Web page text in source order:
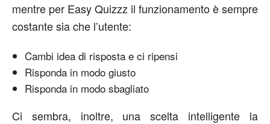
mentre per Easy Quizzz il funzionamento è sempre
costante sia che l’utente:
Cambi idea di risposta e ci ripensi
Risponda in modo giusto
Risponda in modo sbagliato
Ci sembra, inoltre, una scelta intelligente la